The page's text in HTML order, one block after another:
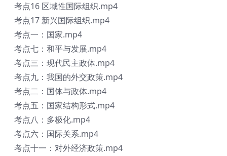
考点16 区域性国际组织.mp4
考点17 新兴国际组织.mp4
考点一：国家.mp4
考点七：和平与发展.mp4
考点三：现代民主政体.mp4
考点九：我国的外交政策.mp4
考点二：国体与政体.mp4
考点五：国家结构形式.mp4
考点八：多极化.mp4
考点六：国际关系.mp4
考点十一：对外经济政策.mp4